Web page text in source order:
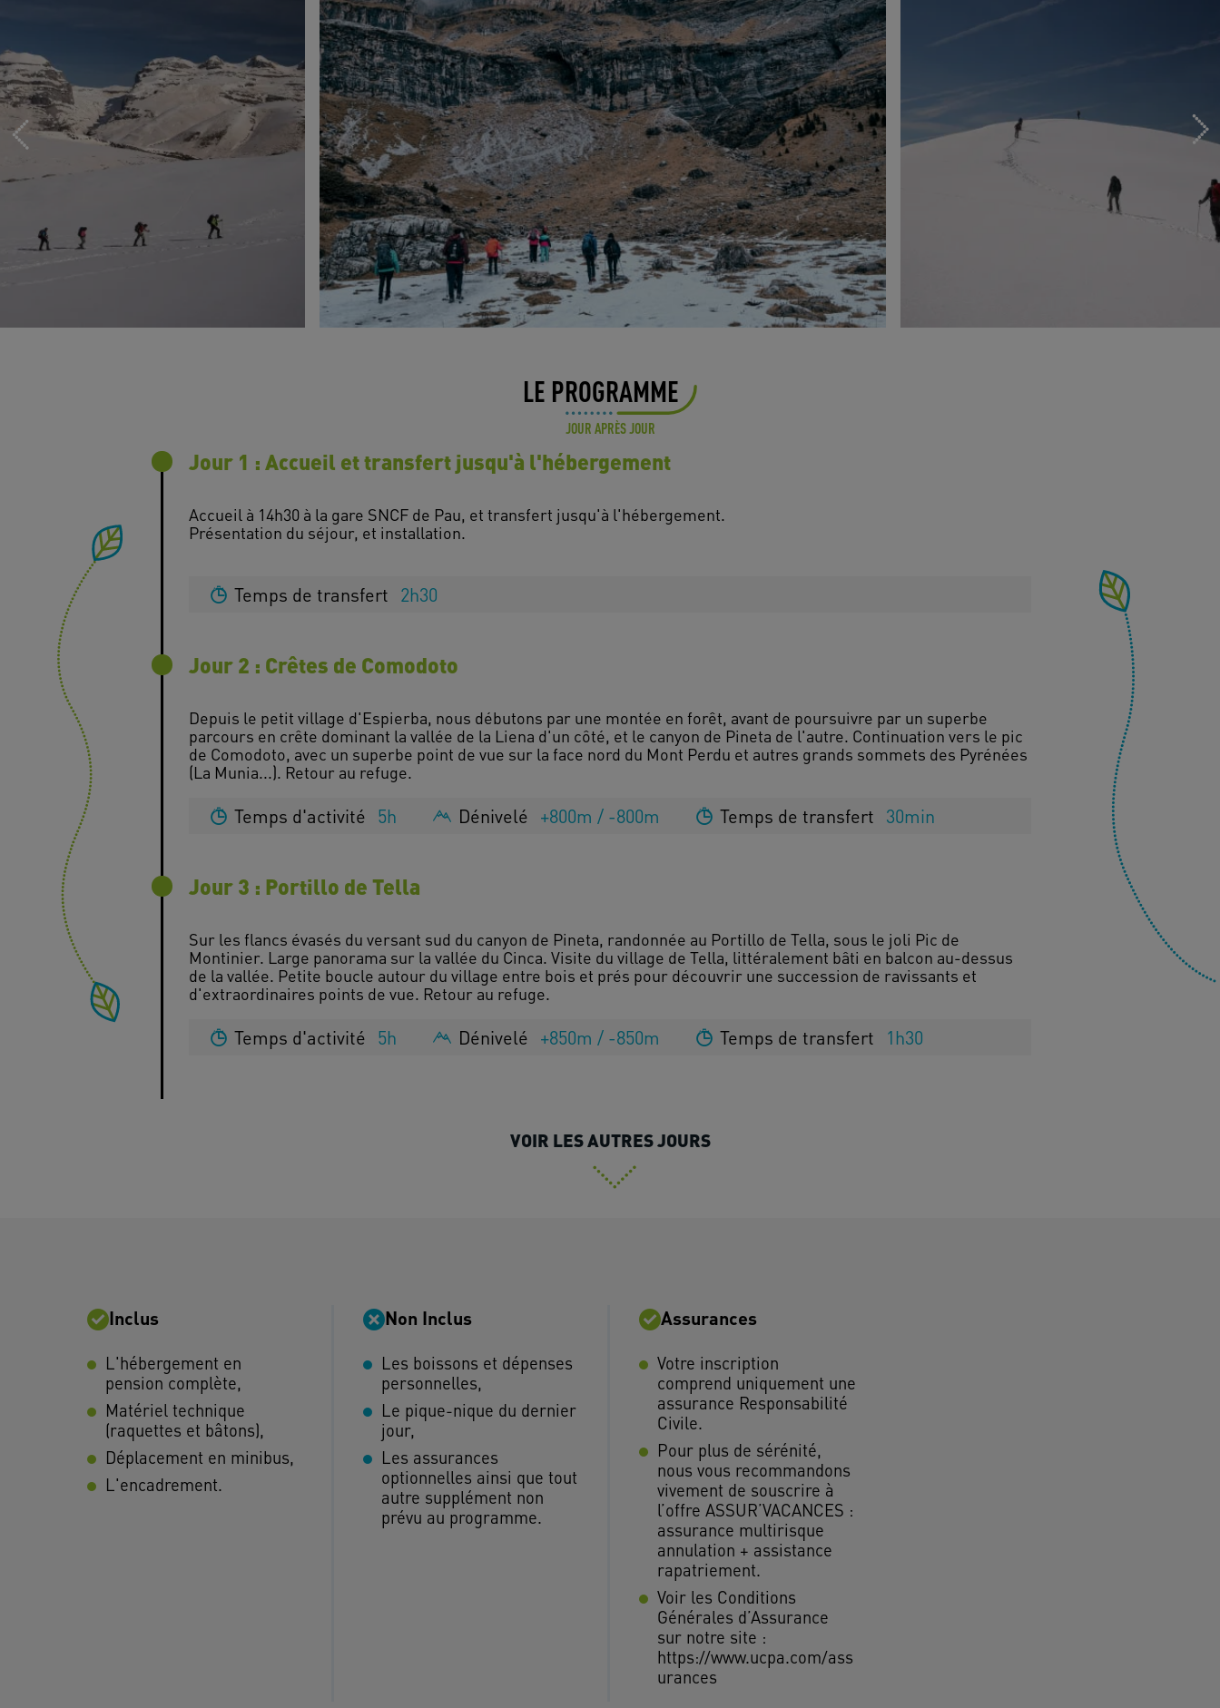
LE PROGRAMME
JOUR APRÈS JOUR
Jour 1 : Accueil et transfert jusqu'à l'hébergement
Accueil à 14h30 à la gare SNCF de Pau, et transfert jusqu'à l'hébergement.
Présentation du séjour, et installation.
Temps de transfert 2h30
Jour 2 : Crêtes de Comodoto
Depuis le petit village d'Espierba, nous débutons par une montée en forêt, avant de poursuivre par un superbe
parcours en crête dominant la vallée de la Liena d'un côté, et le canyon de Pineta de l'autre. Continuation vers le pic
de Comodoto, avec un superbe point de vue sur la face nord du Mont Perdu et autres grands sommets des Pyrénées
Temps d'activité 5h Dénivelé +800m / -800m Temps de transfert 30min
Jour 3 : Portillo de Tella
Sur les flancs évasés du versant sud du canyon de Pineta, randonnée au Portillo de Tella, sous le joli Pic de
Montinier. Large panorama sur la vallée du Cinca. Visite du village de Tella, littéralement bâti en balcon au-dessus
de la vallée. Petite boucle autour du village entre bois et prés pour découvrir une succession de ravissants et
Temps d'activité 5h Dénivelé +850m / -850m Temps de transfert 1h30
VOIR LES AUTRES JOURS
Inclus
L'hébergement en
pension complète,
Matériel technique
(raquettes et bâtons),
Déplacement en minibus,
L'encadrement.
Non Inclus
Les boissons et dépenses
personnelles,
Le pique-nique du dernier
jour,
Les assurances
optionnelles ainsi que tout
autre supplément non
prévu au programme.
Assurances
Votre inscription
comprend uniquement une
assurance Responsabilité
Civile.
Pour plus de sérénité,
nous vous recommandons
vivement de souscrire à
l’offre ASSUR’VACANCES :
assurance multirisque
annulation + assistance
rapatriement.
Voir les Conditions
Générales d’Assurance
sur notre site :
https://www.ucpa.com/ass
urances